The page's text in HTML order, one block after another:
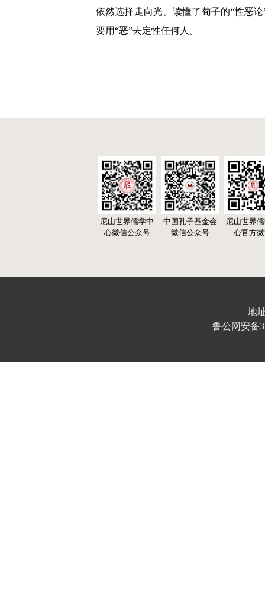
依然选择走向光。读懂了荀子的“性恶
要用“恶”去定性任何人。
尼山世界儒学中
心微信公众号
中国孔子基金会
微信公众号
尼山世界
心官方
地
鲁公网安备